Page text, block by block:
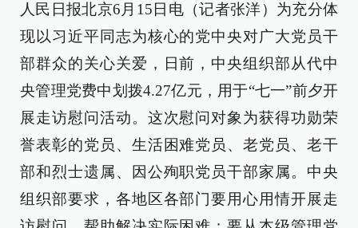
人民日报北京6月15日电（记者张洋）为充分体
现以习近平同志为核心的党中央对广大党员干
部群众的关心关爱，日前，中央组织部从代中
央管理党费中划拨4.27亿元，用于“七一”前夕开
展走访慰问活动。这次慰问对象为获得功勋荣
誉表彰的党员、生活困难党员、老党员、老干
部和烈士遗属、因公殉职党员干部家属。中央
组织部要求，各地区各部门要用心用情开展走